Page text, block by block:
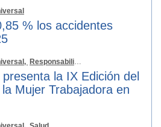
% los accidentes
Responsabilidad Social
la IX Edición del
Mujer Trabajadora en